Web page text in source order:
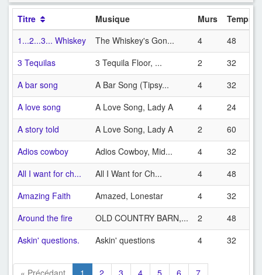
Titre Musique Murs
Temps
1...2...3... Whiskey
The Whiskey's Gon... 4
48
3 Tequilas
3 Tequila Floor, ... 2
32
A bar song
A Bar Song (Tipsy... 4
32
A love song
A Love Song, Lady A 4
24
A story told
A Love Song, Lady A 2
60
Adios cowboy
Adios Cowboy, Mid... 4
32
All I want for ch...
All I Want for Ch... 4
48
Amazing Faith
Amazed, Lonestar 4
32
Around the fire
OLD COUNTRY BARN,... 2
48
Askin' questions.
Askin' questions 4 32
« Précédant 1 2 3 4 5 6 7